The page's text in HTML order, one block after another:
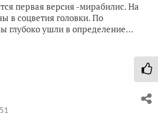
первая версия -мирабилис. На
в соцветия головки. По
глубоко ушли в определение…